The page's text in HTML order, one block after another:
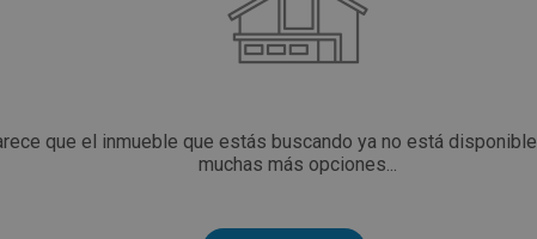
que el inmueble que estás buscando ya no está
muchas más opciones...